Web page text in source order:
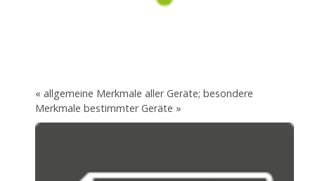
« allgemeine Merkmale aller Geräte; besondere
Merkmale bestimmter Geräte »